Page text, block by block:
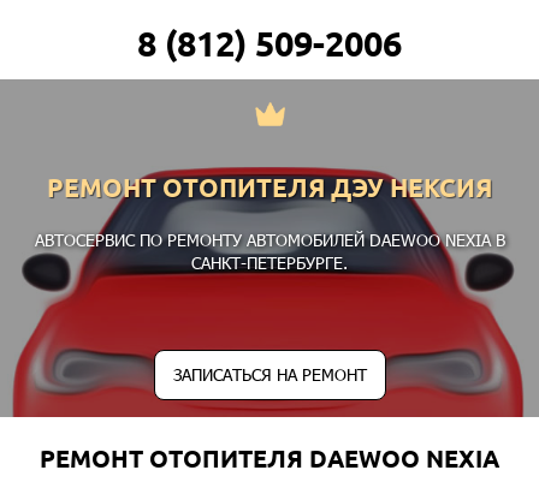
8 (812) 509-2006
РЕМОНТ ОТОПИТЕЛЯ ДЭУ НЕКСИЯ
АВТОСЕРВИС ПО РЕМОНТУ АВТОМОБИЛЕЙ DAEWOO NEXIA В
САНКТ-ПЕТЕРБУРГЕ.
ЗАПИСАТЬСЯ НА РЕМОНТ
РЕМОНТ ОТОПИТЕЛЯ DAEWOO NEXIA